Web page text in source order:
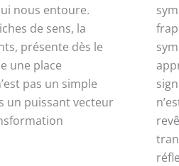
nous entoure.
de sens, la
présente dès le
une place
pas un simple
un puissant vecteur